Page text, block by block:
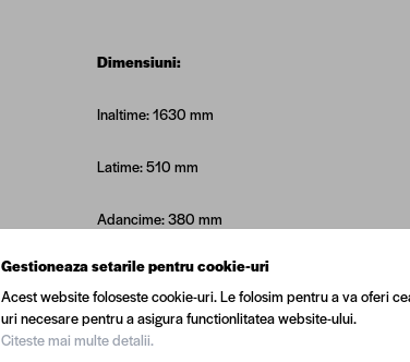
Dimensiuni:
Inaltime: 1630 mm
Latime: 510 mm
Adancime: 380 mm
Gestioneaza setarile pentru cookie-uri
Acest website foloseste cookie-uri. Le folosim pentru a va oferi
uri necesare pentru a asigura functionlitatea website-ului.
Citeste mai multe detalii.